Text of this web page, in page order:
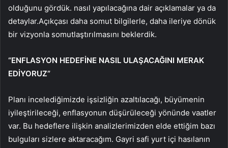
olduğunu gördük. nasıl yapılacağına dair açıklamalar ya da
detaylar.Açıkçası daha somut bilgilerle, daha ileriye dönük
bir vizyonla somutlaştırılmasını beklerdik.
“ENFLASYON HEDEFİNE NASIL ULAŞACAĞINI MERAK
EDİYORUZ”
Planı incelediğimizde işsizliğin azaltılacağı, büyümenin
iyileştirileceği, enflasyonun düşürüleceği yönünde vaatler
var. Bu hedeflere ilişkin analizlerimizden elde ettiğim bazı
bulguları sizlere aktaracağım. Gayri safi yurt içi hasılanın